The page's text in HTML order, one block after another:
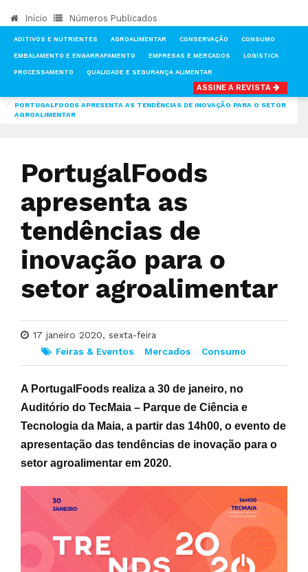
Início Números Publicados
ADITIVOS E NUTRIENTES AGROALIMENTAR CONSERVAÇÃO CONSUMO
EMBALAMENTO E ENGARRAFAMENTO EMPRESAS E MERCADOS LOGÍSTICA
PROCESSAMENTO QUALIDADE E SEGURANÇA ALIMENTAR
ASSINE A REVISTA
PORTUGALFOODS APRESENTA AS TENDÊNCIAS DE INOVAÇÃO PARA O SETOR
AGROALIMENTAR
PortugalFoods
apresenta as
tendências de
inovação para o
setor agroalimentar
17 janeiro 2020, sexta-feira
Feiras & Eventos
Mercados Consumo
A PortugalFoods realiza a 30 de janeiro, no
Auditório do TecMaia – Parque de Ciência e
Tecnologia da Maia, a partir das 14h00, o evento de
apresentação das tendências de inovação para o
setor agroalimentar em 2020.